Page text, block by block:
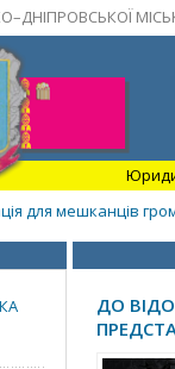
для мешканців
ДО